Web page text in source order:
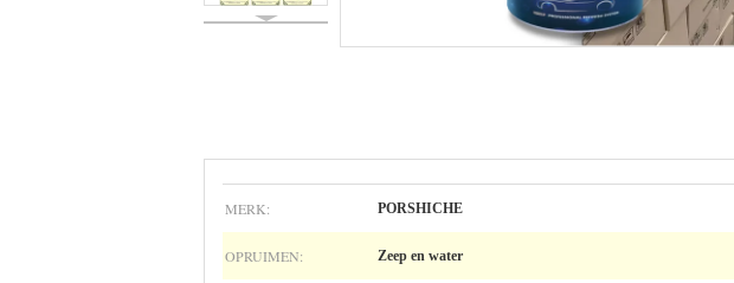
MERK: PORSHICHE
OPRUIMEN: Zeep en water